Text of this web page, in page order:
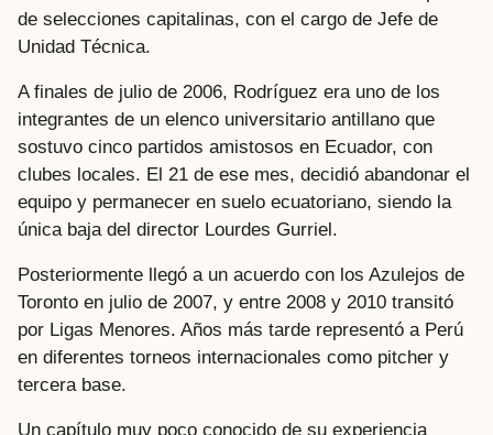
de selecciones capitalinas, con el cargo de Jefe de
Unidad Técnica.
A finales de julio de 2006, Rodríguez era uno de los
integrantes de un elenco universitario antillano que
sostuvo cinco partidos amistosos en Ecuador, con
clubes locales. El 21 de ese mes, decidió abandonar el
equipo y permanecer en suelo ecuatoriano, siendo la
única baja del director Lourdes Gurriel.
Posteriormente llegó a un acuerdo con los Azulejos de
Toronto en julio de 2007, y entre 2008 y 2010 transitó
por Ligas Menores. Años más tarde representó a Perú
en diferentes torneos internacionales como pitcher y
tercera base.
Un capítulo muy poco conocido de su experiencia